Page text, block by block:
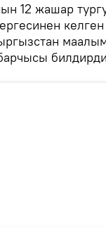
12 жашар